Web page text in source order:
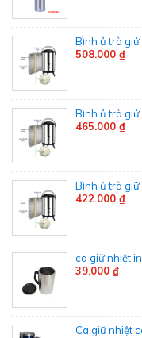
Bình ủ trà
508.000 ₫
Bình ủ trà
465.000 ₫
Bình ủ trà
422.000 ₫
ca giữ nhiệt
39.000 ₫
Ca giữ nhiệt